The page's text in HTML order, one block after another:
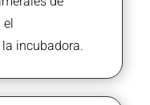
el
incubadora.